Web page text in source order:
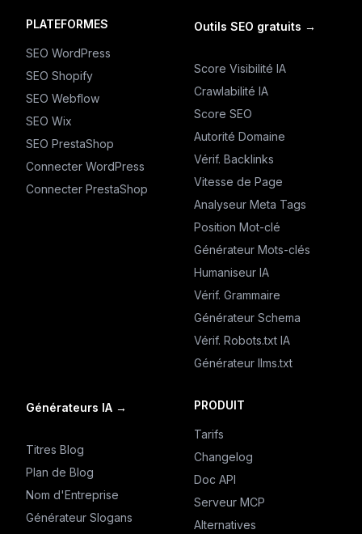
PLATEFORMES
SEO WordPress
SEO Shopify
SEO Webflow
SEO Wix
SEO PrestaShop
Connecter WordPress
Connecter PrestaShop
Outils SEO gratuits →
Score Visibilité IA
Crawlabilité IA
Score SEO
Autorité Domaine
Vérif. Backlinks
Vitesse de Page
Analyseur Meta Tags
Position Mot-clé
Générateur Mots-clés
Humaniseur IA
Vérif. Grammaire
Générateur Schema
Vérif. Robots.txt IA
Générateur llms.txt
Générateurs IA →
Titres Blog
Plan de Blog
Nom d'Entreprise
Générateur Slogans
PRODUIT
Tarifs
Changelog
Doc API
Serveur MCP
Alternatives